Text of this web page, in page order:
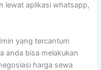
lewat aplikasi whatsapp,
yang tercantum
anda bisa melakukan
harga sewa